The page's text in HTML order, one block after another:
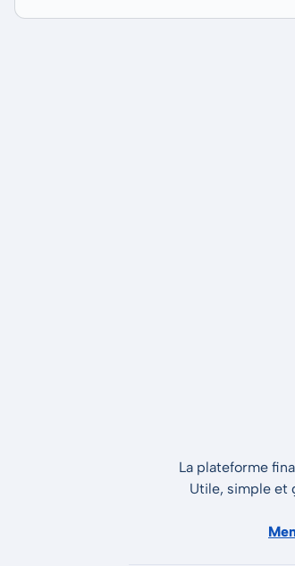
La plateforme
Utile, simple et